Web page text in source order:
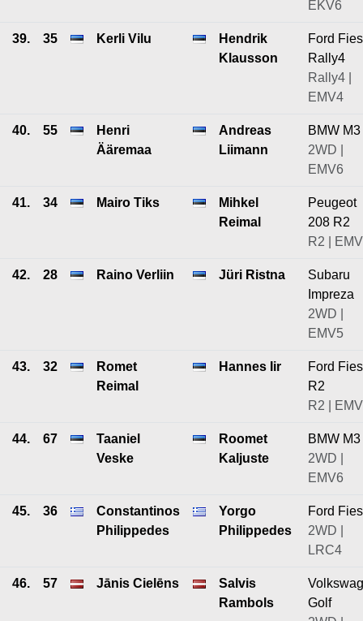
EKV6
39. 35 Kerli Vilu
Hendrik
Klausson
Ford
Rally4
Rally4 |
EMV4
40. 55
Henri
Ääremaa
Andreas
Liimann
BMW M3
2WD |
EMV6
41. 34 Mairo Tiks
Mihkel
Reimal
Peugeot
208 R2
R2 |
42. 28 Raino Verliin Jüri Ristna
Subaru
Impreza
2WD |
EMV5
43. 32
Romet
Reimal
Hannes Iir
Ford
R2
R2 |
44. 67
Taaniel
Veske
Roomet
Kaljuste
BMW M3
2WD |
EMV6
45. 36
Constantinos
Philippedes
Yorgo
Philippedes
Ford
2WD |
LRC4
46. 57 Jānis Cielēns
Salvis
Rambols
Golf